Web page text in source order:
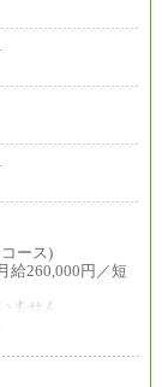
ース)
給260,000円／短
ません
給250,000円／短